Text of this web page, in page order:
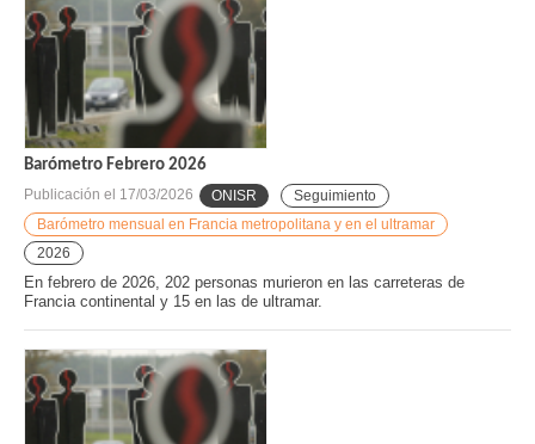
Barómetro Febrero 2026
Publicación el 17/03/2026 ONISR
Seguimiento
Barómetro mensual en Francia metropolitana y en el ultramar
2026
En febrero de 2026, 202 personas murieron en las carreteras de
Francia continental y 15 en las de ultramar.